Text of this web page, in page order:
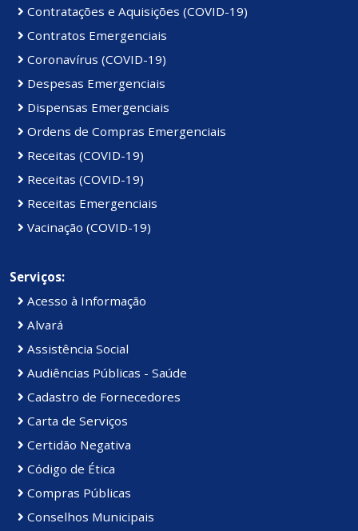
Contratações e Aquisições (COVID-19)
Contratos Emergenciais
Coronavírus (COVID-19)
Despesas Emergenciais
Dispensas Emergenciais
Ordens de Compras Emergenciais
Receitas (COVID-19)
Receitas (COVID-19)
Receitas Emergenciais
Vacinação (COVID-19)
Serviços:
Acesso à Informação
Alvará
Assistência Social
Audiências Públicas - Saúde
Cadastro de Fornecedores
Carta de Serviços
Certidão Negativa
Código de Ética
Compras Públicas
Conselhos Municipais